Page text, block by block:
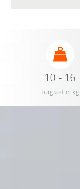
10 - 16
Traglast in kg